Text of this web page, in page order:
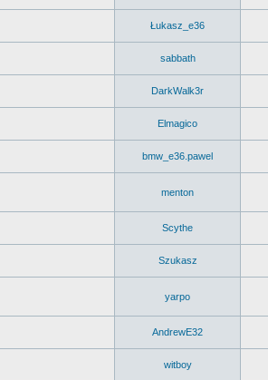
Łukasz_e36
sabbath
DarkWalk3r
Elmagico
bmw_e36.pawel
menton
Scythe
Szukasz
yarpo
AndrewE32
witboy